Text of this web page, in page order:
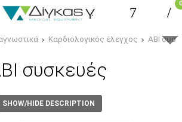
0
Καρδιολογικός έλεγχος ΑΒΙ
συσκευές
SHOW/HIDE DESCRIPTION